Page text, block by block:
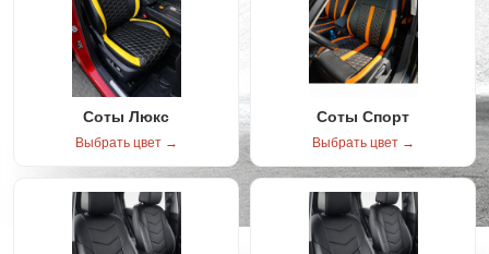
Соты Люкс
Выбрать цвет →
Соты Спорт
Выбрать цвет →